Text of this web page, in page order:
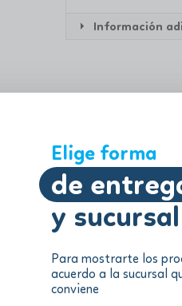
Elige forma
de
y sucursal
Para mostrarte los
acuerdo a la sucursal
conviene
Información